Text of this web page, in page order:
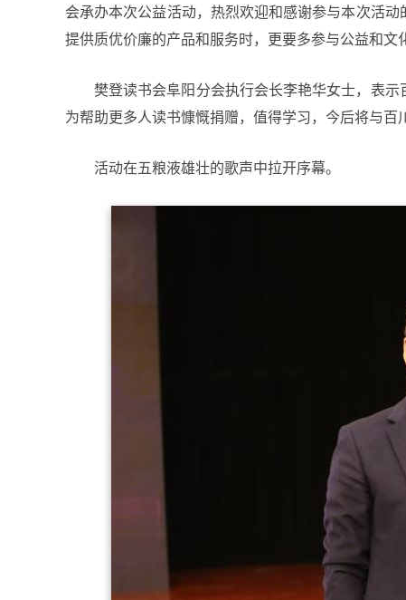
会承办本次公益活动，热烈欢迎和感谢参与本次活
提供质优价廉的产品和服务时，更要多参与公益和文
樊登读书会阜阳分会执行会长李艳华女士，表
为帮助更多人读书慷慨捐赠，值得学习，今后将与百
活动在五粮液雄壮的歌声中拉开序幕。